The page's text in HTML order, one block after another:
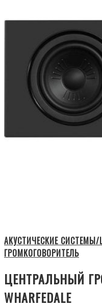
АКУСТИЧЕСКИЕ
ГРОМКОГОВОРИТЕЛЬ
ЦЕНТРАЛЬНЫЙ
WHARFEDALE